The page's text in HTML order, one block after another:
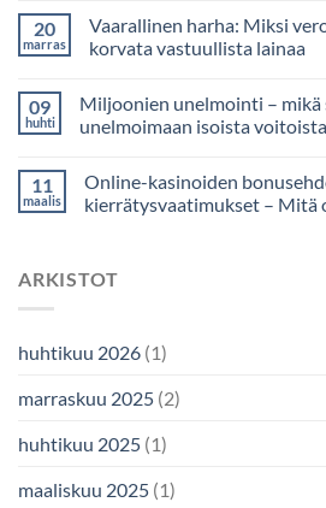
20
marras
Vaarallinen harha: Miksi
korvata vastuullista lainaa
09
huhti
Miljoonien unelmointi – mikä
unelmoimaan isoista
11
maalis
Online-kasinoiden
kierrätysvaatimukset – Mitä
ARKISTOT
huhtikuu 2026 (1)
marraskuu 2025 (2)
huhtikuu 2025 (1)
maaliskuu 2025 (1)